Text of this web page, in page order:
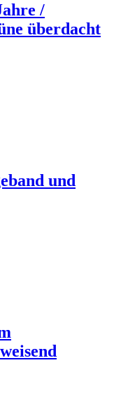
/
überdacht
und